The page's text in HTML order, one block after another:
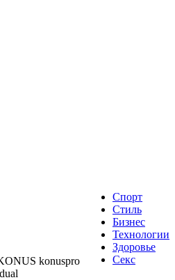
Спорт
Стиль
Бизнес
Технологии
Здоровье
Секс
konuspro